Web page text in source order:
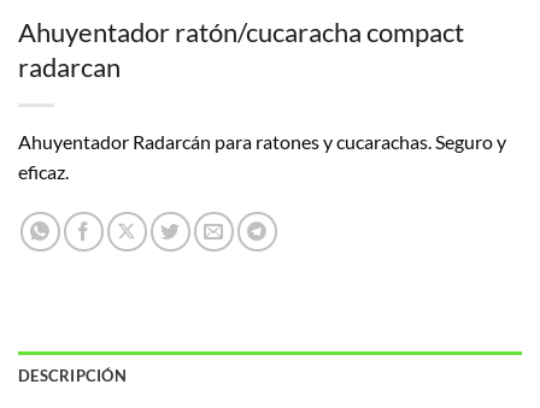
Ahuyentador ratón/cucaracha compact
radarcan
Ahuyentador Radarcán para ratones y cucarachas. Seguro y
eficaz.
DESCRIPCIÓN